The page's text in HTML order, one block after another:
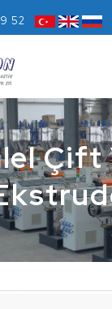
52
Çift